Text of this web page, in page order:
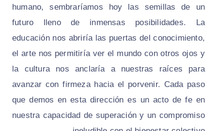
humano, sembraríamos hoy las semillas de un
futuro lleno de inmensas posibilidades. La
educación nos abriría las puertas del conocimiento,
el arte nos permitiría ver el mundo con otros ojos y
la cultura nos anclaría a nuestras raíces para
avanzar con firmeza hacia el porvenir. Cada paso
que demos en esta dirección es un acto de fe en
nuestra capacidad de superación y un compromiso